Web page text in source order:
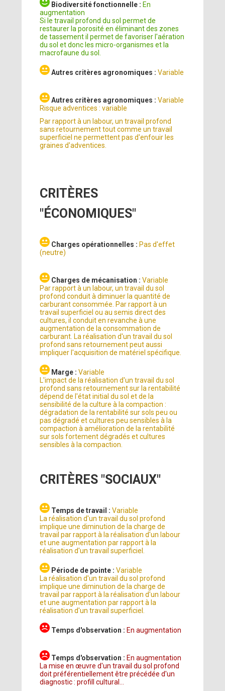
Biodiversité fonctionnelle : En
augmentation
Si le travail profond du sol permet de
restaurer la porosité en éliminant des zones
de tassement il permet de favoriser l'aération
du sol et donc les micro-organismes et la
macrofaune du sol.
Autres critères agronomiques :Variable
Autres critères agronomiques :Variable
Risque adventices : variable
Par rapport à un labour, un travail profond
sans retournement tout comme un travail
superficiel ne permettent pas d'enfouir les
graines d'adventices.
CRITÈRES
"ÉCONOMIQUES"
Charges opérationnelles : Pas d'effet
(neutre)
Charges de mécanisation :Variable
Par rapport à un labour, un travail du sol
profond conduit à diminuer la quantité de
carburant consommée. Par rapport à un
travail superficiel ou au semis direct des
cultures, il conduit en revanche à une
augmentation de la consommation de
carburant. La réalisation d'un travail du sol
profond sans retournement peut aussi
impliquer l'acquisition de matériel spécifique.
Marge :Variable
L'impact de la réalisation d'un travail du sol
profond sans retournement sur la rentabilité
dépend de l'état initial du sol et de la
sensibilité de la culture à la compaction :
dégradation de la rentabilité sur sols peu ou
pas dégradé et cultures peu sensibles à la
compaction à amélioration de la rentabilité
sur sols fortement dégradés et cultures
sensibles à la compaction.
CRITÈRES "SOCIAUX"
Temps de travail :Variable
La réalisation d'un travail du sol profond
implique une diminution de la charge de
travail par rapport à la réalisation d'un labour
et une augmentation par rapport à la
réalisation d'un travail superficiel.
Période de pointe :Variable
La réalisation d'un travail du sol profond
implique une diminution de la charge de
travail par rapport à la réalisation d'un labour
et une augmentation par rapport à la
réalisation d'un travail superficiel.
Temps d'observation : En augmentation
Temps d'observation : En augmentation
La mise en œuvre d'un travail du sol profond
doit préférentiellement être précédée d'un
diagnostic : profill cultural…